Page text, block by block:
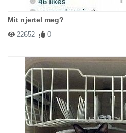
Mit njertel meg?
22652 0